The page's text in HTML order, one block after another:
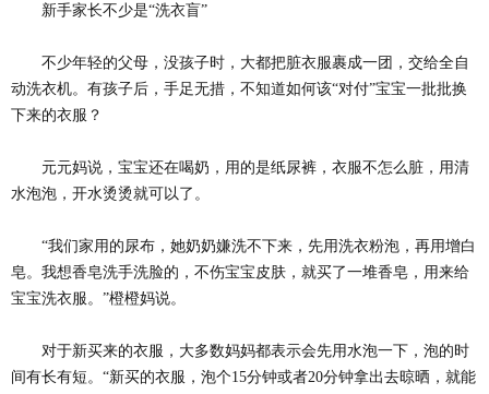
新手家长不少是“洗衣盲”
不少年轻的父母，没孩子时，大都把脏衣服裹成一团，交给全自
动洗衣机。有孩子后，手足无措，不知道如何该“对付”宝宝一批批换
下来的衣服？
元元妈说，宝宝还在喝奶，用的是纸尿裤，衣服不怎么脏，用清
水泡泡，开水烫烫就可以了。
“我们家用的尿布，她奶奶嫌洗不下来，先用洗衣粉泡，再用增白
皂。我想香皂洗手洗脸的，不伤宝宝皮肤，就买了一堆香皂，用来给
宝宝洗衣服。”橙橙妈说。
对于新买来的衣服，大多数妈妈都表示会先用水泡一下，泡的时
间有长有短。“新买的衣服，泡个15分钟或者20分钟拿出去晾晒，就能